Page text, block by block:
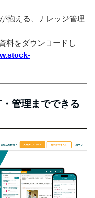
抱える、ナレッジ管理
料をダウンロードし
管理までできる